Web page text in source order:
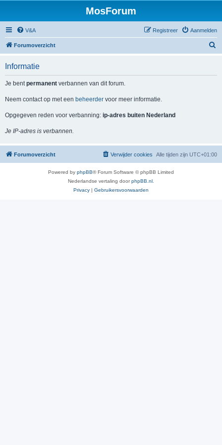
MosForum
V&A Aanmelden
Registreer
Forumoverzicht
Informatie
Je bentpermanent verbannen van dit forum.
Neem contact op met een beheerder voor meer informatie.
Opgegeven reden voor verbanning: ip-adres buiten Nederland
Je IP-adres is verbannen.
Forumoverzicht Alle tijden zijn UTC+01:00
Verwijder cookies
Powered by phpBB® Forum Software © phpBB Limited
Nederlandse vertaling doorphpBB.nl
Privacy | Gebruikersvoorwaarden